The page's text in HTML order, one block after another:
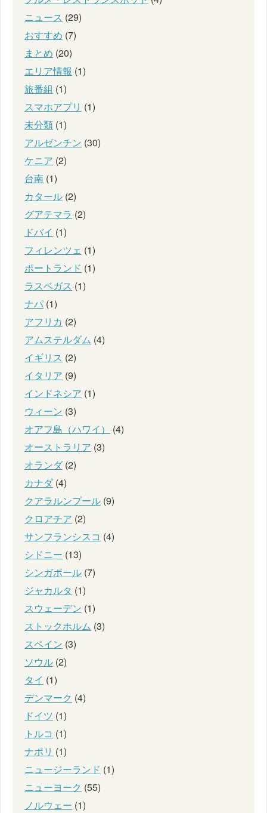
ニュース (29)
おすすめ (7)
まとめ (20)
エリア情報 (1)
旅番組 (1)
スマホアプリ (1)
未分類 (1)
アルゼンチン (30)
ケニア (2)
台南 (1)
カタール (2)
グアテマラ (2)
ドバイ (1)
フィレンツェ (1)
ポートランド (1)
ラスベガス (1)
ナパ (1)
アフリカ (2)
アムステルダム (4)
イギリス (2)
イタリア (9)
インドネシア (1)
ウィーン (3)
オアフ島（ハワイ）
(4)
オーストラリア (3)
オランダ(2)
カナダ(4)
クアラルンプール (9)
クロアチア (2)
サンフランシスコ (4)
シドニー (13)
シンガポール (7)
ジャカルタ (1)
スウェーデン (1)
ストックホルム (3)
スペイン (3)
ソウル (2)
タイ (1)
デンマーク (4)
ドイツ (1)
トルコ (1)
ナポリ (1)
ニュージーランド (1)
ニューヨーク (55)
ノルウェー (1)